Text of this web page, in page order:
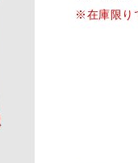
※在庫限り